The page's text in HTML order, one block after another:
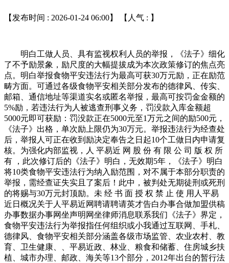
【发布时间 : 2026-01-24 06:00】 【人气 : 】
明白工做人员、具有监视权利人员的举报，《法子》细化
了不予励景象，励尺度的大幅提拔成为本次政策修订的焦点亮
点。明白举报食物平安违法行为最高可获30万元励，正在励范
畴方面。可通过各级食物平安相关部分发布的德律风、传实、
邮箱、通信地址等渠道实名或匿名举报，最高可按罚金金额的
5%励，若违法行为人被逃查刑事义务，罚没款入库金额超
5000元即可获励：罚没款正在5000元至1万元之间的励500元，
《法子》出格，单次励上限仍为30万元。举报违法行为经查处
后，举报人可正在收到励决定奉告之日起10个工做日内申请复
核。为强化内部监视，人 平易近 网 股 份 有 限 公 司 版 权 所
有 ，此次修订后的《法子》明白，无效期5年，《法子》明白
将10类食物平安违法行为纳入励范围，对不属于本部分职责的
举报，需经查证失实且了案后！此中，被判处无期徒刑或死刑
的将赐与30万元封顶励。未 经 书 面 授 权 禁 止 使 用人平易
近日概况关于人平易近网聘请聘请英才告白办事合做加盟供稿
办事数据办事网坐声明网坐律师消息联系我们《法子》界定，
食物平安违法行为举报指任何组织或小我通过互联网、手札、
德律风、食物平安相关部分涵盖各级市场监管、农业农村、教
育、卫生健康、、平易近政、林业、粮食和储蓄、住房城乡扶
植、城市办理、邮政、海关等13个部分，2012年出台的暂行法